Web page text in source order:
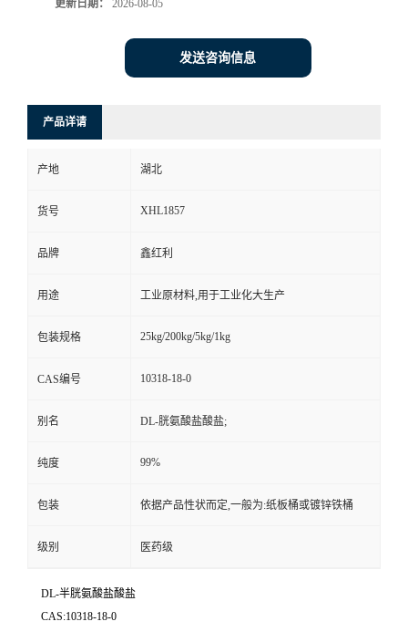
更新日期： 2026-08-05
发送咨询信息
产品详请
产地 湖北
货号 XHL1857
品牌 鑫红利
用途 工业原材料,用于工业化大生产
包装规格 25kg/200kg/5kg/1kg
CAS编号 10318-18-0
别名 DL-胱氨酸盐酸盐;
纯度 99%
包装 依据产品性状而定,一般为:纸板桶或镀锌铁桶
级别 医药级
DL-半胱氨酸盐酸盐
CAS:10318-18-0